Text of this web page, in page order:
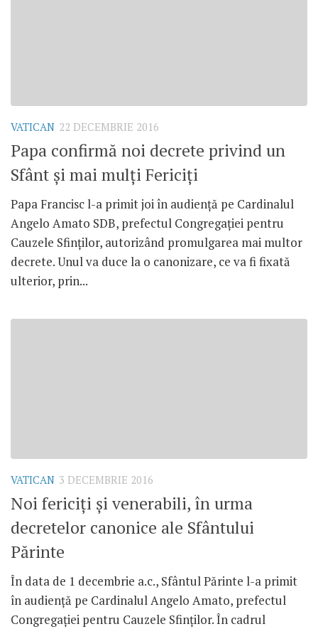
VATICAN 22 DECEMBRIE 2016
Papa confirmă noi decrete privind un
Sfânt și mai mulți Fericiți
Papa Francisc l-a primit joi în audiență pe Cardinalul
Angelo Amato SDB, prefectul Congregației pentru
Cauzele Sfinților, autorizând promulgarea mai multor
decrete. Unul va duce la o canonizare, ce va fi fixată
ulterior, prin...
VATICAN 3 DECEMBRIE 2016
Noi fericiți și venerabili, în urma
decretelor canonice ale Sfântului
Părinte
În data de 1 decembrie a.c., Sfântul Părinte l-a primit
în audiență pe Cardinalul Angelo Amato, prefectul
Congregației pentru Cauzele Sfinților. În cadrul